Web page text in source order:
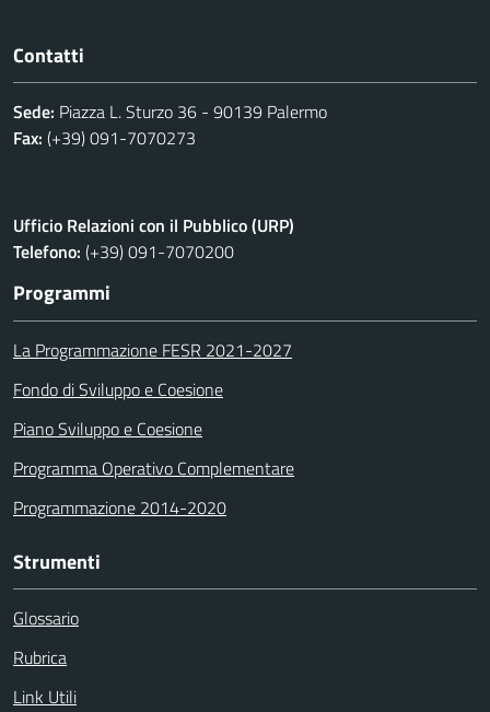
Contatti
Sede: Piazza L. Sturzo 36 - 90139 Palermo
Fax: (+39) 091-7070273
Ufficio Relazioni con il Pubblico (URP)
Telefono: (+39) 091-7070200
Programmi
La Programmazione FESR 2021-2027
Fondo di Sviluppo e Coesione
Piano Sviluppo e Coesione
Programma Operativo Complementare
Programmazione 2014-2020
Strumenti
Glossario
Rubrica
Link Utili